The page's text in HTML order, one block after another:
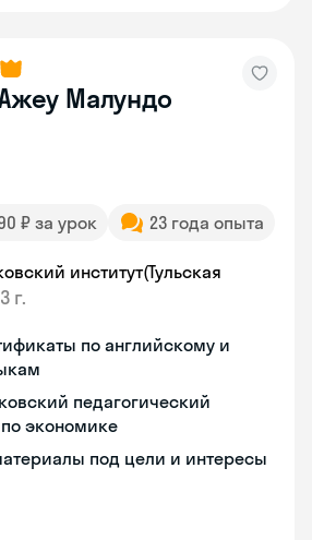
Малундо
₽ за урок 23 года опыта
институт(Тульская
г.
по английскому и
педагогический
экономике
под цели и интересы